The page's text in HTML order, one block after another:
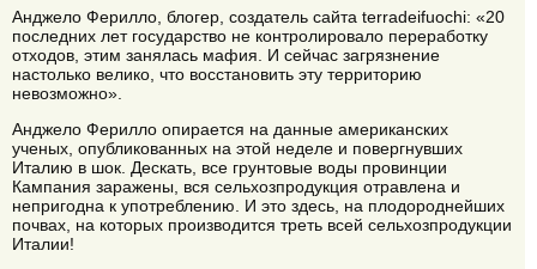
Анджело Ферилло, блогер, создатель сайта terradeifuochi: «20
последних лет государство не контролировало переработку
отходов, этим занялась мафия. И сейчас загрязнение
настолько велико, что восстановить эту территорию
невозможно».
Анджело Ферилло опирается на данные американских
ученых, опубликованных на этой неделе и повергнувших
Италию в шок. Дескать, все грунтовые воды провинции
Кампания заражены, вся сельхозпродукция отравлена и
непригодна к употреблению. И это здесь, на плодороднейших
почвах, на которых производится треть всей сельхозпродукции
Италии!